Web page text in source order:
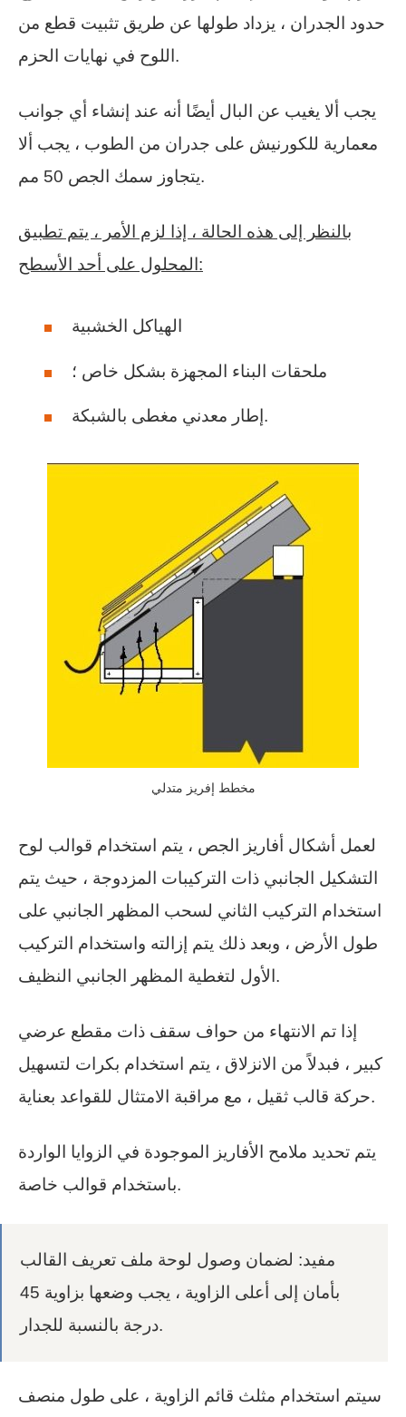
حدود الجدران ، يزداد طولها عن طريق تثبيت قطع من
اللوح في نهايات الحزم.
يجب ألا يغيب عن البال أيضًا أنه عند إنشاء أي جوانب
معمارية للكورنيش على جدران من الطوب ، يجب ألا
يتجاوز سمك الجص 50 مم.
بالنظر إلى هذه الحالة ، إذا لزم الأمر ، يتم تطبيق
المحلول على أحد الأسطح:
الهياكل الخشبية
ملحقات البناء المجهزة بشكل خاص ؛
إطار معدني مغطى بالشبكة.
مخطط إفريز متدلي
لعمل أشكال أفاريز الجص ، يتم استخدام قوالب لوح
التشكيل الجانبي ذات التركيبات المزدوجة ، حيث يتم
استخدام التركيب الثاني لسحب المظهر الجانبي على
طول الأرض ، وبعد ذلك يتم إزالته واستخدام التركيب
الأول لتغطية المظهر الجانبي النظيف.
إذا تم الانتهاء من حواف سقف ذات مقطع عرضي
كبير ، فبدلاً من الانزلاق ، يتم استخدام بكرات لتسهيل
حركة قالب ثقيل ، مع مراقبة الامتثال للقواعد بعناية.
يتم تحديد ملامح الأفاريز الموجودة في الزوايا الواردة
باستخدام قوالب خاصة.
مفيد: لضمان وصول لوحة ملف تعريف القالب
بأمان إلى أعلى الزاوية ، يجب وضعها بزاوية 45
درجة بالنسبة للجدار.
سيتم استخدام مثلث قائم الزاوية ، على طول منصف